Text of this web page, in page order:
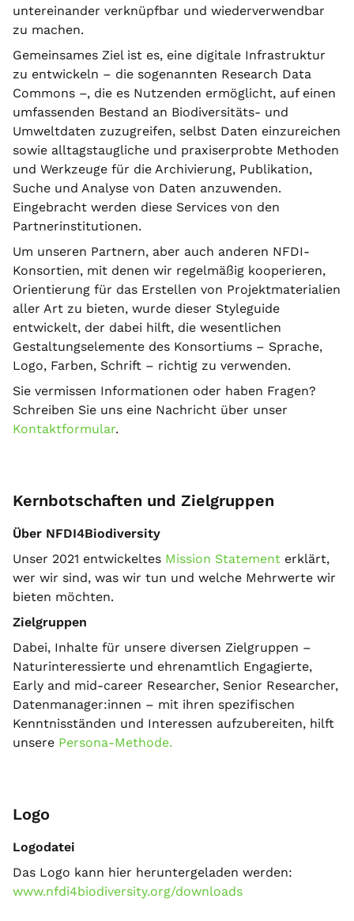
untereinander verknüpfbar und wiederverwendbar
zu machen.
Gemeinsames Ziel ist es, eine digitale Infrastruktur
zu entwickeln – die sogenannten Research Data
Commons –, die es Nutzenden ermöglicht, auf einen
umfassenden Bestand an Biodiversitäts- und
Umweltdaten zuzugreifen, selbst Daten einzureichen
sowie alltagstaugliche und praxiserprobte Methoden
und Werkzeuge für die Archivierung, Publikation,
Suche und Analyse von Daten anzuwenden.
Eingebracht werden diese Services von den
Partnerinstitutionen.
Um unseren Partnern, aber auch anderen NFDI-
Konsortien, mit denen wir regelmäßig kooperieren,
Orientierung für das Erstellen von Projektmaterialien
aller Art zu bieten, wurde dieser Styleguide
entwickelt, der dabei hilft, die wesentlichen
Gestaltungselemente des Konsortiums – Sprache,
Logo, Farben, Schrift – richtig zu verwenden.
Sie vermissen Informationen oder haben Fragen?
Schreiben Sie uns eine Nachricht über unser
Kontaktformular.
Kernbotschaften und Zielgruppen
Über NFDI4Biodiversity
Unser 2021 entwickeltes Mission Statement erklärt,
wer wir sind, was wir tun und welche Mehrwerte wir
bieten möchten.
Zielgruppen
Dabei, Inhalte für unsere diversen Zielgruppen –
Naturinteressierte und ehrenamtlich Engagierte,
Early and mid-career Researcher, Senior Researcher,
Datenmanager:innen – mit ihren spezifischen
Kenntnisständen und Interessen aufzubereiten, hilft
unsere Persona-Methode.
Logo
Logodatei
Das Logo kann hier heruntergeladen werden:
www.nfdi4biodiversity.org/downloads